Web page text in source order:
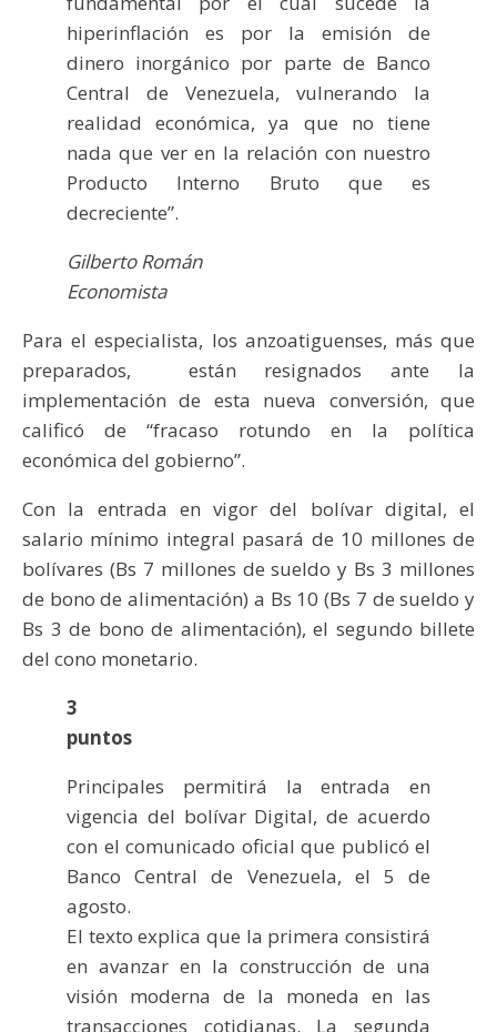
hiperinflación es por la emisión de
dinero inorgánico por parte de Banco
Central de Venezuela, vulnerando la
realidad económica, ya que no tiene
nada que ver en la relación con nuestro
Producto Interno Bruto que es
decreciente”.
Gilberto Román
Economista
Para el especialista, los anzoatiguenses, más que
preparados, están resignados ante la
implementación de esta nueva conversión, que
calificó de “fracaso rotundo en la política
económica del gobierno”.
Con la entrada en vigor del bolívar digital, el
salario mínimo integral pasará de 10 millones de
bolívares (Bs 7 millones de sueldo y Bs 3 millones
de bono de alimentación) a Bs 10 (Bs 7 de sueldo y
Bs 3 de bono de alimentación), el segundo billete
del cono monetario.
3
puntos
Principales permitirá la entrada en
vigencia del bolívar Digital, de acuerdo
con el comunicado oficial que publicó el
Banco Central de Venezuela, el 5 de
agosto.
El texto explica que la primera consistirá
en avanzar en la construcción de una
visión moderna de la moneda en las
transacciones cotidianas. La segunda